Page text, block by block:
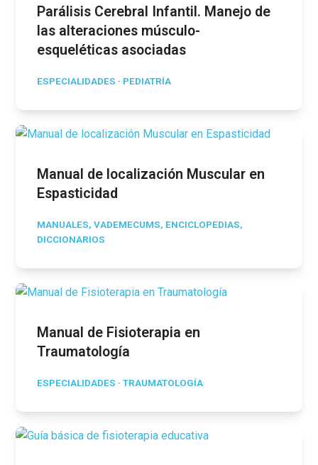
Parálisis Cerebral Infantil. Manejo de
las alteraciones músculo-
esqueléticas asociadas
ESPECIALIDADES · PEDIATRÍA
Manual de localización Muscular en
Espasticidad
MANUALES, VADEMECUMS, ENCICLOPEDIAS,
DICCIONARIOS
Manual de Fisioterapia en
Traumatología
ESPECIALIDADES ·TRAUMATOLOGÍA